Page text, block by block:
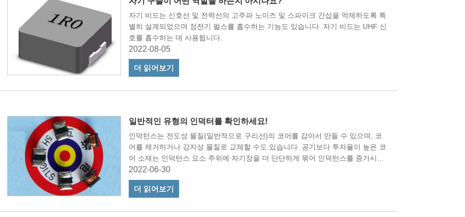
자기 비드는 신호선 및 전력선의 고주파 노이즈 및 스파이크 간섭을 억제하도록 특
별히 설계되었으며 정전기 펄스를 흡수하는 기능도 있습니다. 자기 비드는 UHF 신
호를 흡수하는 데 사용됩니다.
2022-08-05
더 읽어보기
일반적인 유형의 인덕터를 확인하세요!
인덕턴스는 전도성 물질(일반적으로 구리선)의 코어를 감아서 만들 수 있으며, 코
어를 제거하거나 강자성 물질로 교체할 수도 있습니다. 공기보다 투자율이 높은 코
어 소재는 인덕턴스 요소 주위에 자기장을 더 단단하게 묶어 인덕턴스를 증가시킬
수 있습니다.
2022-06-30
더 읽어보기